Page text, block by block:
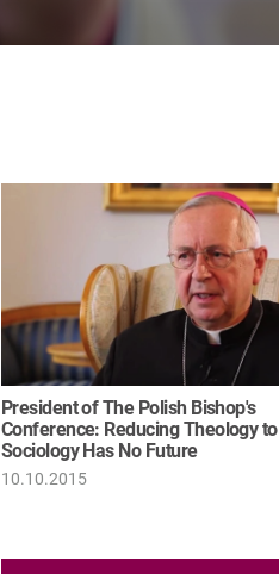
10.10.2015
President of The Polish Bishop's
Conference: Reducing Theology to
Sociology Has No Future